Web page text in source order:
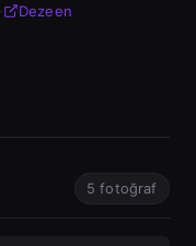
Dezeen
5 fotoğraf